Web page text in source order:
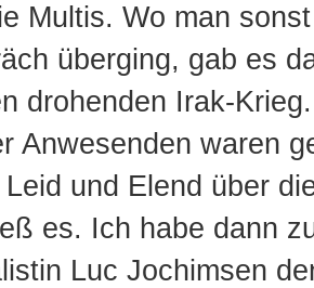
Multis. Wo man
überging, gab es
drohenden Irak-
Anwesenden waren
und Elend über
es. Ich habe dann
Luc Jochimsen